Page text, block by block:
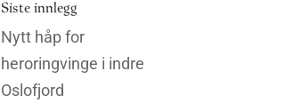
Siste innlegg
Nytt håp for
heroringvinge i indre
Oslofjord